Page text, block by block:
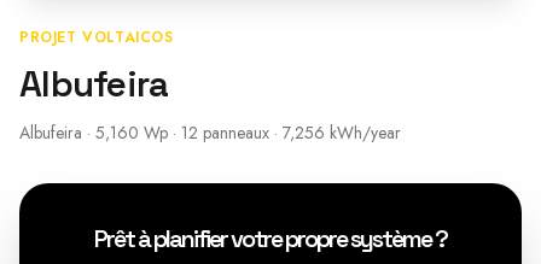
PROJET VOLTAICOS
Albufeira
Albufeira · 5,160 Wp · 12 panneaux · 7,256 kWh/year
Prêt à planifier votre propre système ?